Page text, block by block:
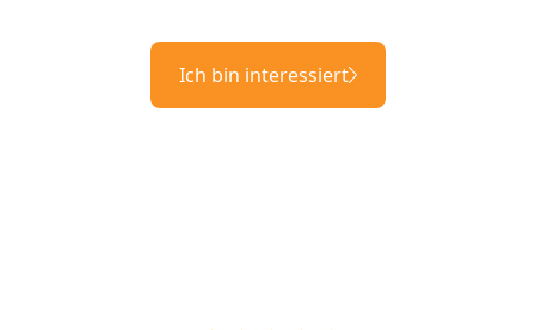
Ich bin interessiert